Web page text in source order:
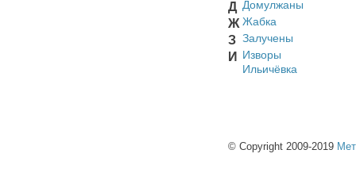
Д Домулжаны
Ж Жабка
З Залучены
И
Изворы
Ильичёвка
© Copyright 2009-2019